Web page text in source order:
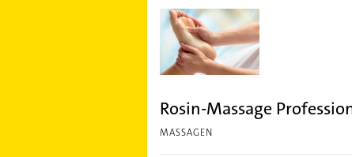
Rosin-Massage
MASSAGEN